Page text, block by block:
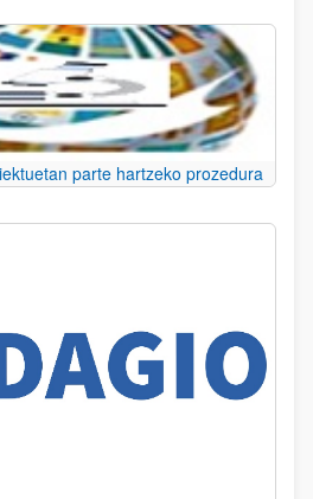
parte hartzeko prozedura